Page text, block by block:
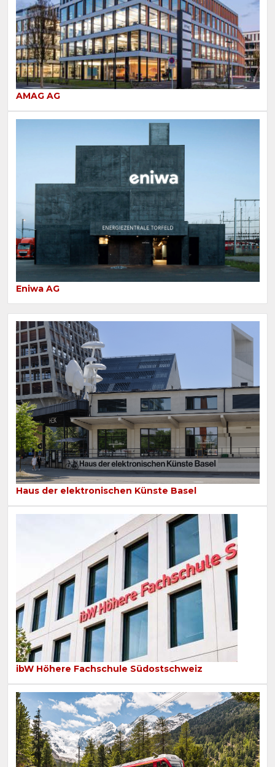
AMAG AG
Eniwa AG
Haus der elektronischen Künste Basel
ibW Höhere Fachschule Südostschweiz